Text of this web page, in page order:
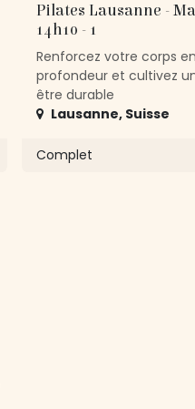
Pilates Lausanne -
14h10 - 1
Renforcez votre corps en
profondeur et cultivez
être durable
Lausanne, Suisse
Complet